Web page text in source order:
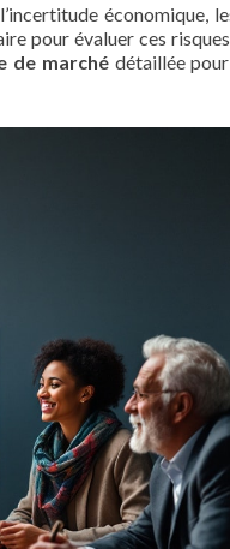
économique,
pour évaluer ces
de marchédétaillée